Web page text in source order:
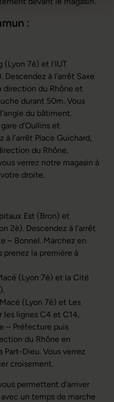
:
(Lyon 7è) et l’IUT
à l’arrêt Saxe
direction du Rhône et
durant 50m. Vous
du bâtiment.
d’Oullins et
à l’arrêt Place Guichard,
du Rhône,
verrez notre magasin à
droite.
Est (Bron) et
2è). Descendez à l’arrêt
– Bonnel. Marchez en
prenez la première à
(Lyon 7è) et la Cité
(Lyon 7è) et Les
les lignes C4 et C14,
– Préfecture puis
du Rhône en
Part-Dieu. Vous verrez
croisement.
permettent d’arriver
un temps de marche